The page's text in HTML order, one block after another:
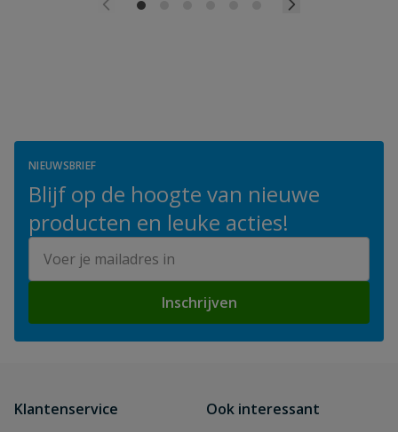
NIEUWSBRIEF
Blijf op de hoogte van nieuwe
producten en leuke acties!
Inschrijven
Klantenservice
Ook interessant